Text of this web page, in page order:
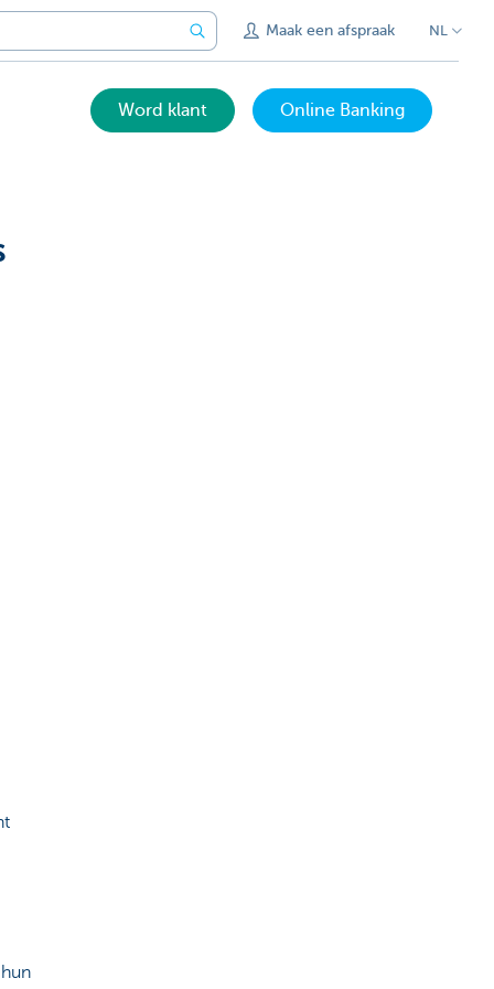
Maak een afspraak NL
Word klant Online Banking